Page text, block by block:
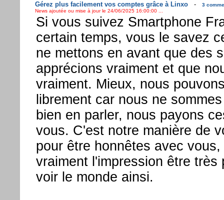
Gérez plus facilement vos comptes grâce à Linxo-
3
News ajoutée ou mise à jour le 24/06/2025 16:00:00 ...
Si vous suivez Smartphone
certain temps, vous le savez
ne mettons en avant que des
apprécions vraiment et que
vraiment. Mieux, nous
librement car nous ne
bien en parler, nous payons
vous. C'est notre manière de
pour être honnêtes avec
vraiment l'impression être très
voir le monde ainsi.